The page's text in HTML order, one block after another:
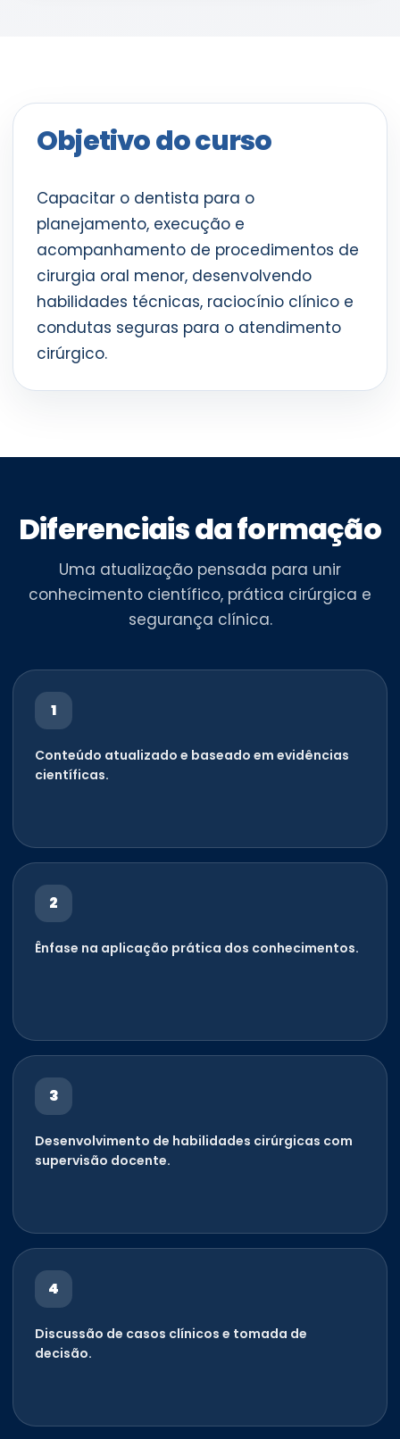
Objetivo do curso
Capacitar o dentista para o
planejamento, execução e
acompanhamento de procedimentos de
cirurgia oral menor, desenvolvendo
habilidades técnicas, raciocínio clínico e
condutas seguras para o atendimento
cirúrgico.
Diferenciais da formação
Uma atualização pensada para unir
conhecimento científico, prática cirúrgica e
segurança clínica.
1
Conteúdo atualizado e baseado em evidências
científicas.
2
Ênfase na aplicação prática dos conhecimentos.
3
Desenvolvimento de habilidades cirúrgicas com
supervisão docente.
4
Discussão de casos clínicos e tomada de
decisão.